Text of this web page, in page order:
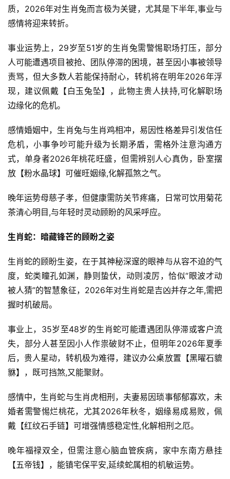
质，2026年对生肖兔而言极为关键，尤其是下半年,事业与
感情将迎来转折。
事业运势上，29岁至51岁的生肖兔需警惕职场打压，部分
人可能遭遇项目被抢、团队停滞的困境，甚至因小事被领导
责骂，但大多数人若能保持耐心，转机将在明年2026年浮
现，建议佩戴【白玉兔坠】，此物主贵人扶持,可化解职场
边缘化的危机。
感情婚姻中，生肖兔与生肖鸡相冲，易因性格差异引发信任
危机，小事争吵可能升级为长期矛盾，需格外注意沟通方
式，单身者2026年桃花旺盛，但需辨别人心真伪，卧室摆
放【粉水晶球】可催旺姻缘,化解孤煞之气。
晚年运势母慈子孝，但健康需防关节疼痛，日常可饮用菊花
茶清心明目,与年轻时灵动顾盼的风采呼应。
生肖蛇：暗藏锋芒的顾盼之姿
生肖蛇的顾盼生姿，在于其神秘深邃的眼神与从容不迫的气
度，蛇类瞳孔如渊，静则蛰伏，动则凌厉，恰似“眼波才动
被人猜”的智慧象征，2026年对生肖蛇是吉凶并存之年,需把
握时机破局。
事业上，35岁至48岁的生肖蛇可能遭遇团队停滞或客户流
失，部分人甚至因小人作祟破财不止，但明年2026年夏季
后，贵人星动，转机极为难得，建议办公桌放置【黑曜石貔
貅】，既可挡煞,又能聚财。
感情中，生肖蛇与生肖虎相刑，夫妻易因琐事郁郁寡欢，未
婚者需警惕烂桃花，尤其2026年秋冬，姻缘易成易败，佩
戴【红纹石手链】可增强情感稳定性,化解相刑之厄。
晚年福禄双全，但需注意心脑血管疾病，家中东南方悬挂
【五帝钱】，能镇宅保平安,延续蛇属相的机敏运势。